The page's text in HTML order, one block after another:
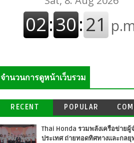
จำนวนการดูหน้าเว็บรวม
RECENT POPULAR
Thai Honda รวมพลังเครือข่าย
ประเทศ ถ่ายทอดทิศทางและกลยุ